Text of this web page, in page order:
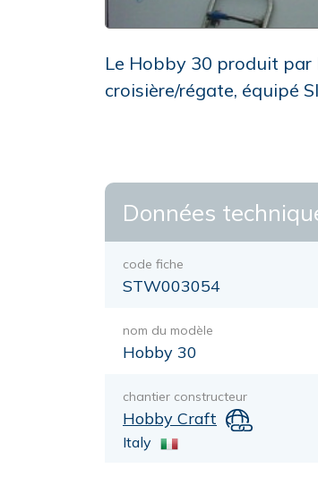
Le Hobby 30 produit par
croisière/régate, équipé
Données
code fiche
STW003054
nom du modèle
Hobby 30
chantier constructeur
Hobby Craft
Italy